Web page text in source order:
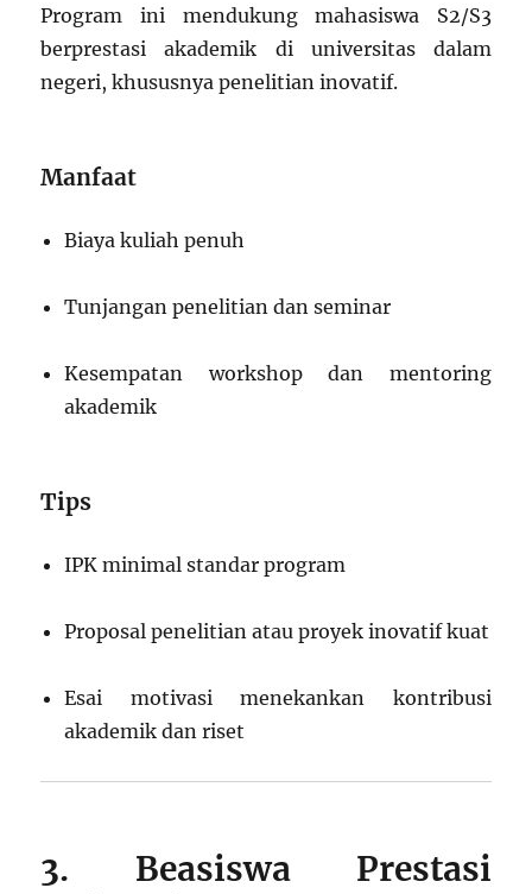
Program ini mendukung mahasiswa S2/S3
berprestasi akademik di universitas dalam
negeri, khususnya penelitian inovatif.
Manfaat
Biaya kuliah penuh
Tunjangan penelitian dan seminar
Kesempatan workshop dan mentoring
akademik
Tips
IPK minimal standar program
Proposal penelitian atau proyek inovatif kuat
Esai motivasi menekankan kontribusi
akademik dan riset
3. Beasiswa Prestasi